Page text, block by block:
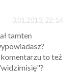
3.01.2013, 22:14
tamten
to też